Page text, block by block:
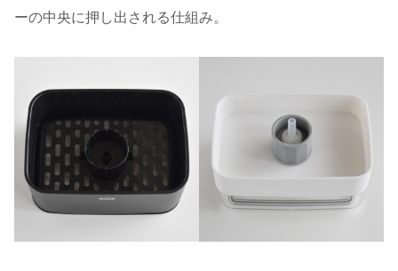
ーの中央に押し出される仕組み。